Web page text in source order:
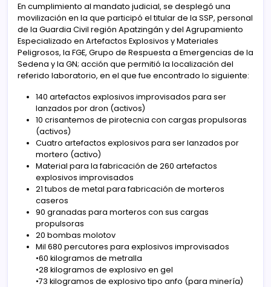
En cumplimiento al mandato judicial, se desplegó una
movilización en la que participó el titular de la SSP, personal
de la Guardia Civil región Apatzingán y del Agrupamiento
Especializado en Artefactos Explosivos y Materiales
Peligrosos, la FGE, Grupo de Respuesta a Emergencias de la
Sedena y la GN; acción que permitió la localización del
referido laboratorio, en el que fue encontrado lo siguiente:
140 artefactos explosivos improvisados para ser
lanzados por dron (activos)
10 crisantemos de pirotecnia con cargas propulsoras
(activos)
Cuatro artefactos explosivos para ser lanzados por
mortero (activo)
Material para la fabricación de 260 artefactos
explosivos improvisados
21 tubos de metal para fabricación de morteros
caseros
90 granadas para morteros con sus cargas
propulsoras
20 bombas molotov
Mil 680 percutores para explosivos improvisados
•60 kilogramos de metralla
•28 kilogramos de explosivo en gel
•73 kilogramos de explosivo tipo anfo (para minería)